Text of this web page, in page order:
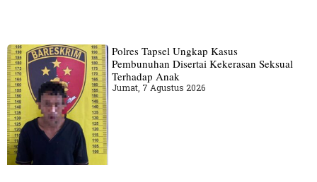
Polres Tapsel Ungkap Kasus
Pembunuhan Disertai Kekerasan Seksual
Terhadap Anak
Jumat, 7 Agustus 2026